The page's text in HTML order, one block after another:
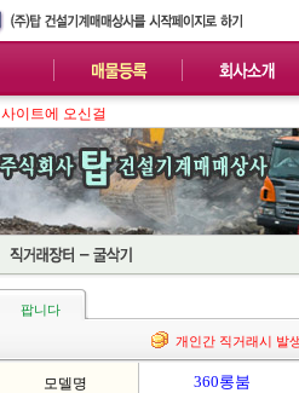
사이트에 오신걸 환영합
팝니다
개인간 직거래시 발
모델명 360롱붐